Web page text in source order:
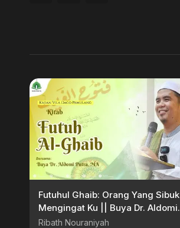
Futuhul Ghaib: Orang Yang Sibuk
Mengingat Ku || Buya Dr. Aldomi
Putra, MA
Ribath Nouraniyah